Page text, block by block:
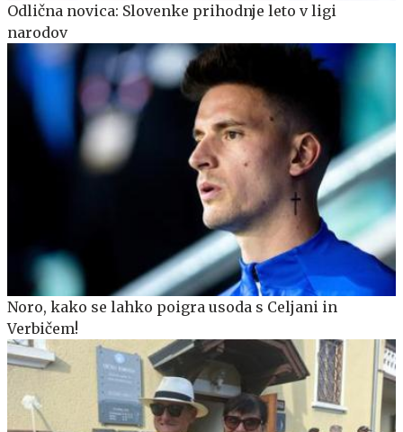
Odlična novica: Slovenke prihodnje leto v ligi
narodov
Noro, kako se lahko poigra usoda s Celjani in
Verbičem!